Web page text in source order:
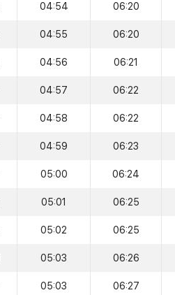
04:54 06:20
04:55 06:20
04:56 06:21
04:57 06:22
04:58 06:22
04:59 06:23
05:00 06:24
05:01 06:25
05:02 06:25
05:03 06:26
05:03 06:27